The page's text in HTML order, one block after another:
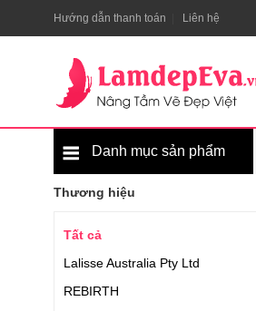
Hướng dẫn thanh toán Liên hệ
Danh mục sản phẩm
Thương hiệu
Tất cả
Lalisse Australia Pty Ltd
REBIRTH